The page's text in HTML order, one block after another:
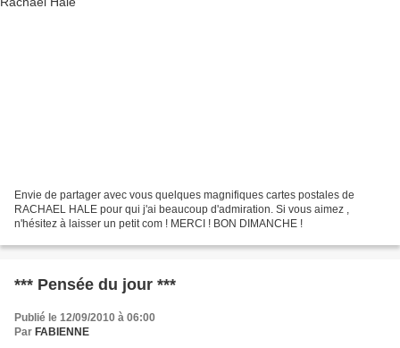
Envie de partager avec vous quelques magnifiques cartes postales de
RACHAEL HALE pour qui j'ai beaucoup d'admiration. Si vous aimez ,
n'hésitez à laisser un petit com ! MERCI ! BON DIMANCHE !
*** Pensée du jour ***
Publié le 12/09/2010 à 06:00
Par FABIENNE